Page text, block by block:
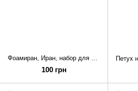
100 грн